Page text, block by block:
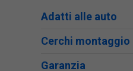
Adatti alle auto
Cerchi montaggio
Garanzia